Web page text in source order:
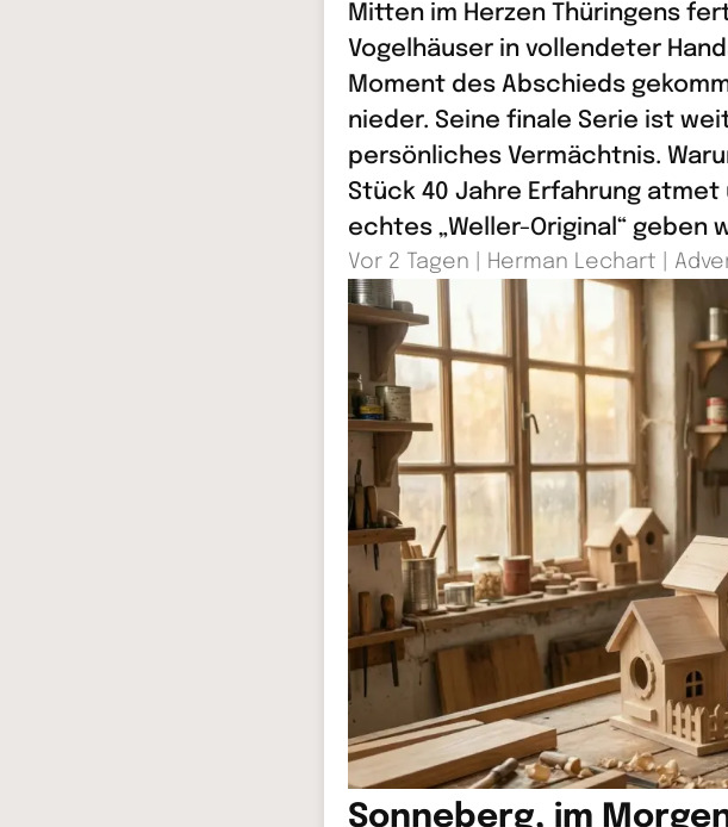
Mitten im Herzen Thüringens
Vogelhäuser in vollendeter
Moment des Abschieds
nieder. Seine finale Serie ist
persönliches Vermächtnis.
Stück 40 Jahre Erfahrung
echtes „Weller-Original“ geben
Vor 2 Tagen | Herman Lechart |
Sonneberg, im